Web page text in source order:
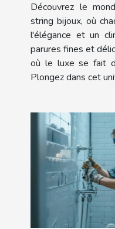
Découvrez le
string bijoux, où
l'élégance et un
parures fines et
où le luxe se fait
Plongez dans cet